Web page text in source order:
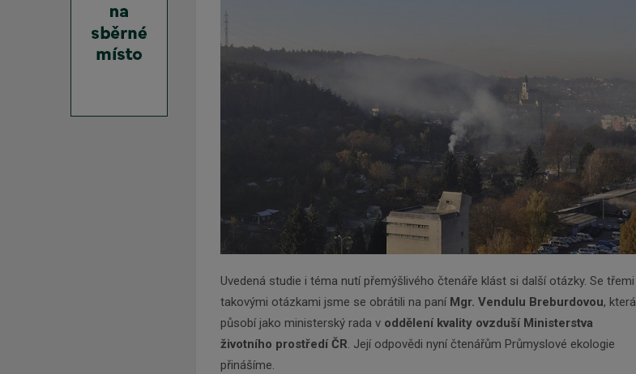
Uvedená studie i téma nutí přemýšlivého čtenáře klást si další otázky. Se třemi
takovými otázkami jsme se obrátili na paní Mgr. Vendulu Breburdovou, která
působí jako ministerský rada v oddělení kvality ovzduší Ministerstva
životního prostředí ČR . Její odpovědi nyní čtenářům Průmyslové ekologie
přinášíme.